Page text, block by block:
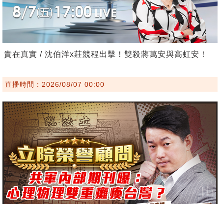
貴在真實 / 沈伯洋x莊競程出擊！雙殺蔣萬安與高虹安！
直播時間：2026/08/07 00:00